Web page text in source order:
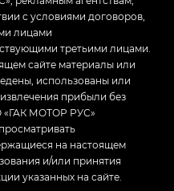
с условиями договоров,
лицами
третьими лицами.
сайте материалы или
использованы или
прибыли без
«ГАК МОТОР РУС»
на настоящем
и/или принятия
указанных на сайте.